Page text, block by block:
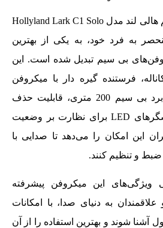
میکروفن یقه ای بی سیم هالی لند مدل Hollyland Lark C1 Solo
به فرد خود، به یکی از بهترین
بی‌ سیم تبدیل شده است. این
فرستنده گیره دار با میکروفن
omnidirectional داخلی، برد بی‌ سیم 200 متری، قابلیت حذف
نویز با یک کلیک و نمایشگرهای LED برای نظارت بر وضعیت
این امکان را می‌دهد تا صدایی با
این میکروفن پیشرفته
علاقمندان به دنیای صدا، با امکانات
شوند و بهترین استفاده را از آن